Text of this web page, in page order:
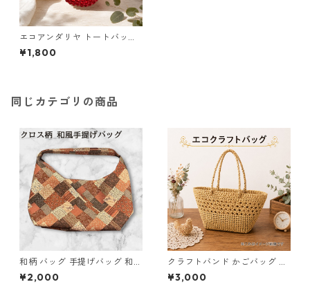
エコアンダリヤ トートバッグ
赤 手編みバッグ n64 ハンドメ
イド
¥1,800
同じカテゴリの商品
和柄 バッグ 手提げバッグ 和風
バッグ ハンドメイド レディー
ス トートバッグ パッチワーク
¥2,000
クラフトバンド かごバッグ e1
ハンドメイド
¥3,000